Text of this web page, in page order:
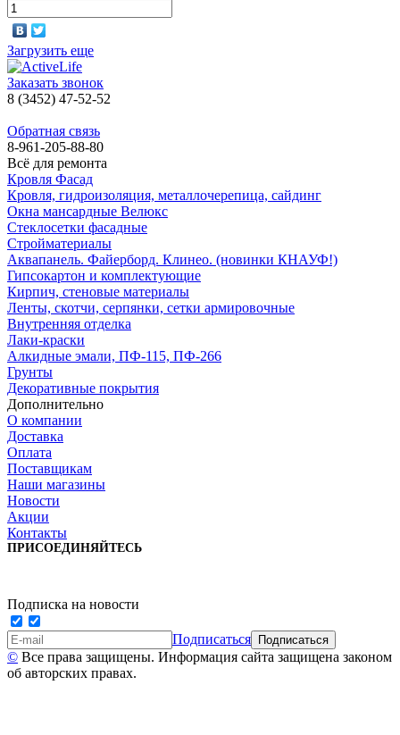
Загрузить еще
Заказать звонок
8 (3452) 47-52-52
Обратная связь
8-961-205-88-80
Всё для ремонта
Кровля Фасад
Кровля, гидроизоляция, металлочерепица, сайдинг
Окна мансардные Велюкс
Стеклосетки фасадные
Стройматериалы
Аквапанель. Файерборд. Клинео. (новинки КНАУФ!)
Гипсокартон и комплектующие
Кирпич, стеновые материалы
Ленты, скотчи, серпянки, сетки армировочные
Внутренняя отделка
Лаки-краски
Алкидные эмали, ПФ-115, ПФ-266
Грунты
Декоративные покрытия
Дополнительно
О компании
Доставка
Оплата
Поставщикам
Наши магазины
Новости
Акции
Контакты
ПРИСОЕДИНЯЙТЕСЬ
Подписка на новости
Подписаться
© Все права защищены. Информация сайта защищена законом
об авторских правах.